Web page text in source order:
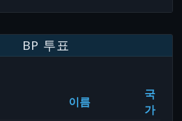
BP 투표
이름
국
가